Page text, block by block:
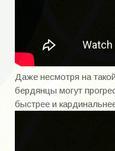
Даже несмотря на
бердянцы могут
быстрее и